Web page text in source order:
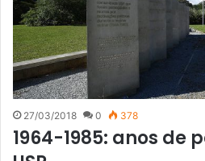
27/03/2018 0 378
1964-1985: anos de